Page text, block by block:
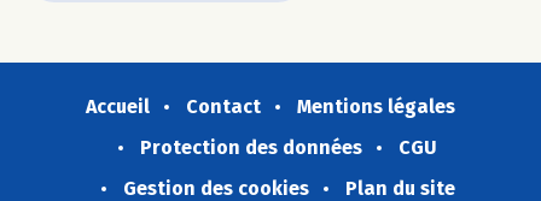
Accueil Contact
Mentions légales
Protection des données
CGU
Gestion des cookies
Plan du site